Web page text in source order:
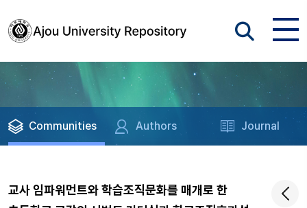
Communities Authors Journal
교사 임파워먼트와 학습조직문화를 매개로 한